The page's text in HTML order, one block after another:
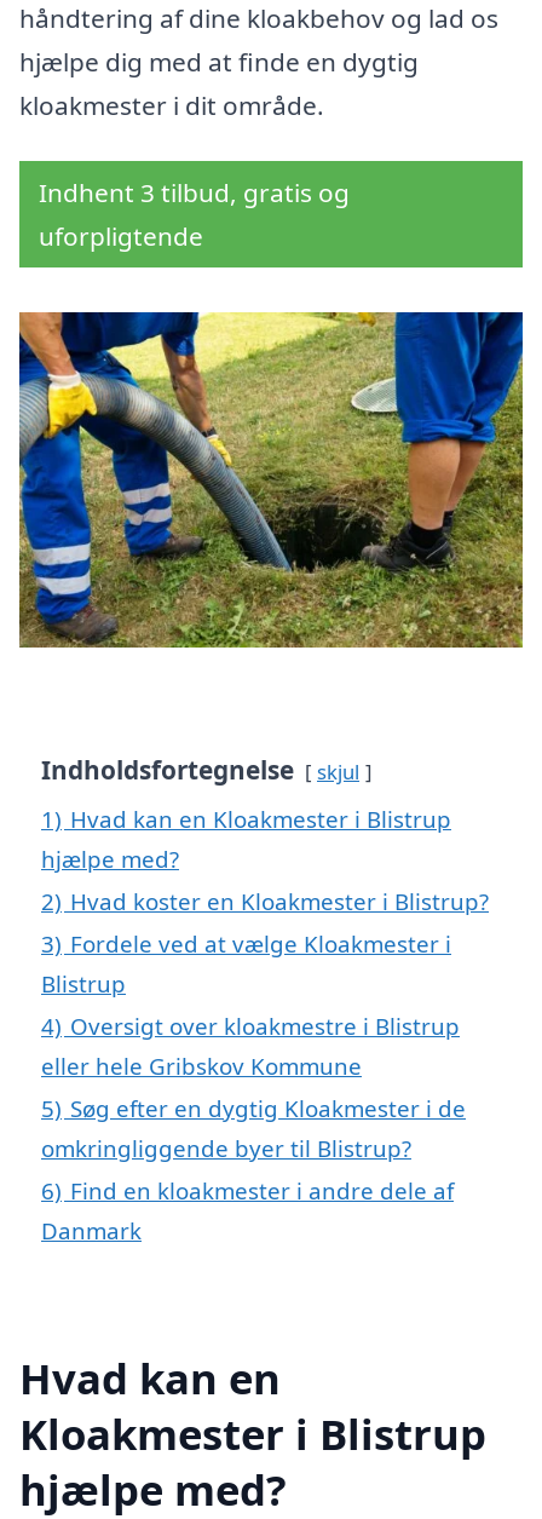
håndtering af dine kloakbehov og lad os
hjælpe dig med at finde en dygtig
kloakmester i dit område.
Indhent 3 tilbud, gratis og
uforpligtende
Indholdsfortegnelse skjul
1) Hvad kan en Kloakmester i Blistrup
hjælpe med?
2) Hvad koster en Kloakmester i Blistrup?
3) Fordele ved at vælge Kloakmester i
Blistrup
4) Oversigt over kloakmestre i Blistrup
eller hele Gribskov Kommune
5) Søg efter en dygtig Kloakmester i de
omkringliggende byer til Blistrup?
6) Find en kloakmester i andre dele af
Danmark
Hvad kan en
Kloakmester i Blistrup
hjælpe med?